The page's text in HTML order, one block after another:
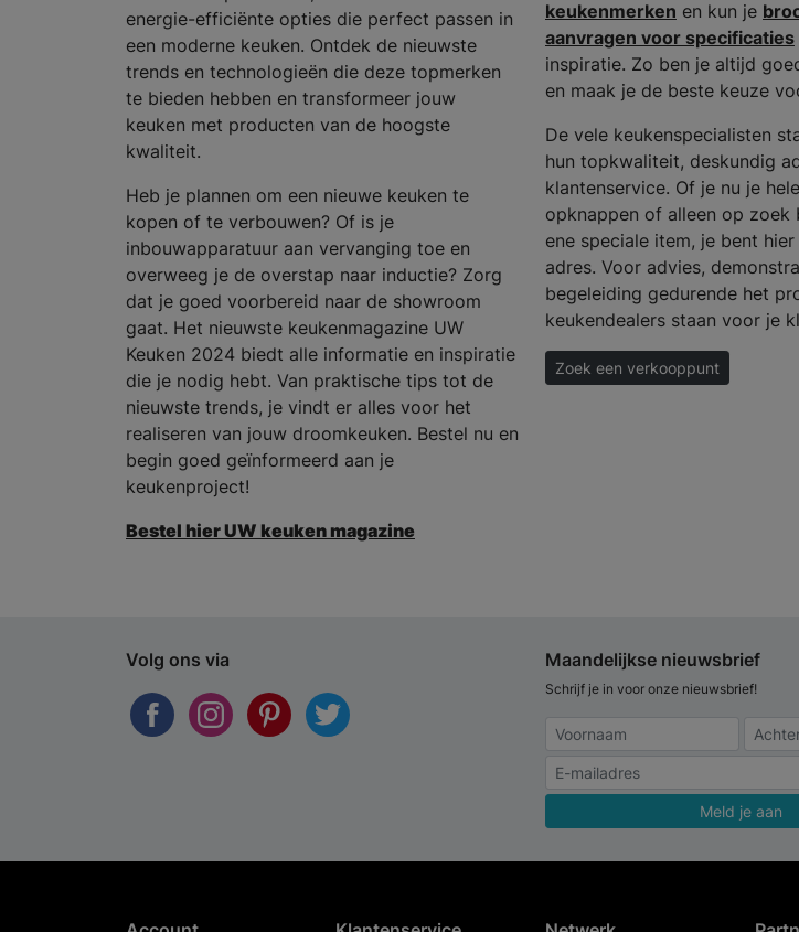
energie-efficiënte opties die perfect passen in
een moderne keuken. Ontdek de nieuwste
trends en technologieën die deze topmerken
te bieden hebben en transformeer jouw
keuken met producten van de hoogste
kwaliteit.
Heb je plannen om een nieuwe keuken te
kopen of te verbouwen? Of is je
inbouwapparatuur aan vervanging toe en
overweeg je de overstap naar inductie? Zorg
dat je goed voorbereid naar de showroom
gaat. Het nieuwste keukenmagazine UW
Keuken 2024 biedt alle informatie en inspiratie
die je nodig hebt. Van praktische tips tot de
nieuwste trends, je vindt er alles voor het
realiseren van jouw droomkeuken. Bestel nu en
begin goed geïnformeerd aan je
keukenproject!
Bestel hier UW keuken magazine
keukenmerken en kun je
aanvragen voor specificaties
inspiratie. Zo ben je altijd
en maak je de beste keuze
De vele keukenspecialisten
hun topkwaliteit, deskundig
klantenservice. Of je nu je
opknappen of alleen op zoek
ene speciale item, je bent
adres. Voor advies,
begeleiding gedurende het
keukendealers staan voor je
Zoek een verkooppunt
Volg ons via Maandelijkse nieuwsbrief
Schrijf je in voor onze nieuwsbrief!
Meld je aan